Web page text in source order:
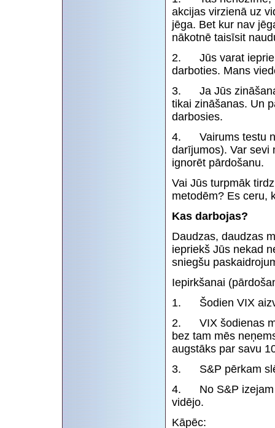
akcijas virzienā uz
jēga. Bet kur nav
nākotnē taisīsit
2. Jūs varat
darboties. Mans
3. Ja Jūs
tikai zināšanas. Un
darbosies.
4. Vairums testu
darījumos). Var sevi
ignorēt pārdošanu.
Vai Jūs turpmāk
metodēm? Es ceru,
Kas darbojas?
Daudzas, daudzas
iepriekš Jūs nekad
sniegšu
Iepirkšanai
1. Šodien VIX
2. VIX šodienas
bez tam mēs
augstāks par savu
3. S&P pērkam
4. No S&P izejam
vidējo.
Kāpēc: